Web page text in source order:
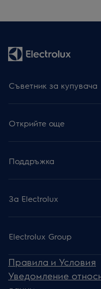
Съветник за купувача
Открийте още
Поддръжка
За Electrolux
Electrolux Group
Правила и Условия
Уведомление